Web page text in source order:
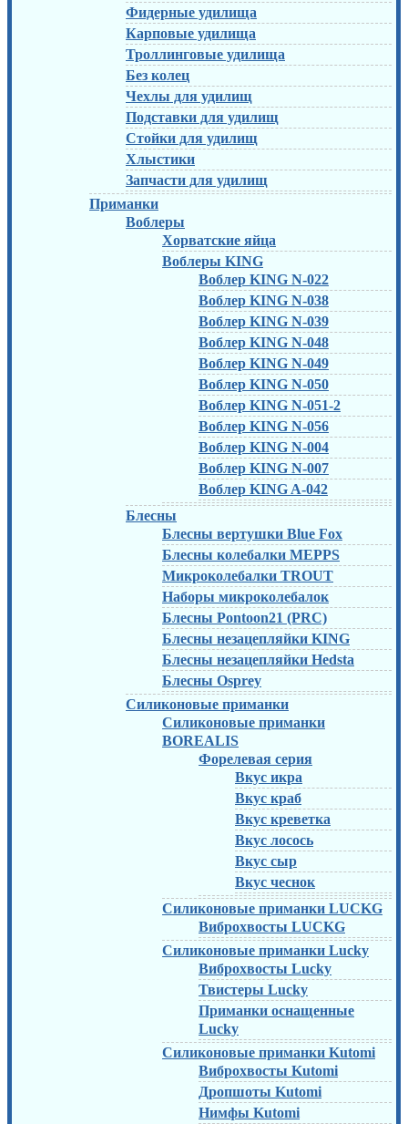
Фидерные удилища
Карповые удилища
Троллинговые удилища
Без колец
Чехлы для удилищ
Подставки для удилищ
Стойки для удилищ
Хлыстики
Запчасти для удилищ
Приманки
Воблеры
Хорватские яйца
Воблеры KING
Воблер KING N-022
Воблер KING N-038
Воблер KING N-039
Воблер KING N-048
Воблер KING N-049
Воблер KING N-050
Воблер KING N-051-2
Воблер KING N-056
Воблер KING N-004
Воблер KING N-007
Воблер KING A-042
Блесны
Блесны вертушки Blue Fox
Блесны колебалки MEPPS
Микроколебалки TROUT
Наборы микроколебалок
Блесны Pontoon21 (PRC)
Блесны незацепляйки KING
Блесны незацепляйки Hedsta
Блесны Osprey
Силиконовые приманки
Силиконовые приманки
BOREALIS
Форелевая серия
Вкус икра
Вкус краб
Вкус креветка
Вкус лосось
Вкус сыр
Вкус чеснок
Силиконовые приманки LUCKG
Виброхвосты LUCKG
Силиконовые приманки Lucky
Виброхвосты Lucky
Твистеры Lucky
Приманки оснащенные
Lucky
Силиконовые приманки Kutomi
Виброхвосты Kutomi
Дропшоты Kutomi
Нимфы Kutomi